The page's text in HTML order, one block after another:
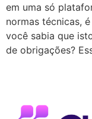
em uma só
normas técnicas,
você sabia que
de obrigações?